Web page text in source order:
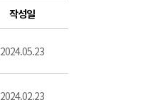
작성일
2024.05.23
2024.02.23